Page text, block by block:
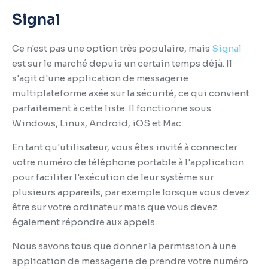
Signal
Ce n'est pas une option très populaire, mais Signal
est sur le marché depuis un certain temps déjà. Il
s'agit d'une application de messagerie
multiplateforme axée sur la sécurité, ce qui convient
parfaitement à cette liste. Il fonctionne sous
Windows, Linux, Android, iOS et Mac.
En tant qu'utilisateur, vous êtes invité à connecter
votre numéro de téléphone portable à l'application
pour faciliter l'exécution de leur système sur
plusieurs appareils, par exemple lorsque vous devez
être sur votre ordinateur mais que vous devez
également répondre aux appels.
Nous savons tous que donner la permission à une
application de messagerie de prendre votre numéro